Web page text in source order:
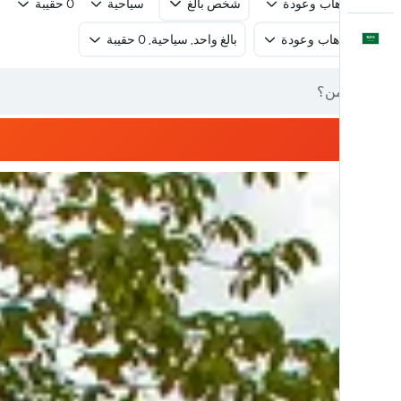
العَرَبِيَّة
رحلة ذهاب وعودة شخص بالغ سياحية 0 حقيبة
رحلة ذهاب وعودة بالغ واحد, سياحية, 0 حقيبة